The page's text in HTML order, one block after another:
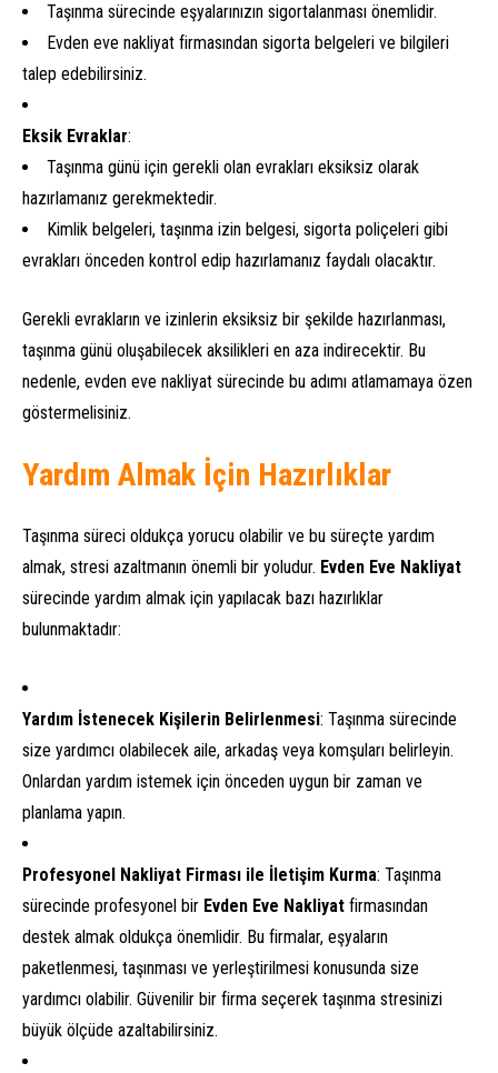
Taşınma sürecinde eşyalarınızın sigortalanması önemlidir.
Evden eve nakliyat firmasından sigorta belgeleri ve bilgileri
talep edebilirsiniz.
Eksik Evraklar:
Taşınma günü için gerekli olan evrakları eksiksiz olarak
hazırlamanız gerekmektedir.
Kimlik belgeleri, taşınma izin belgesi, sigorta poliçeleri gibi
evrakları önceden kontrol edip hazırlamanız faydalı olacaktır.
Gerekli evrakların ve izinlerin eksiksiz bir şekilde hazırlanması,
taşınma günü oluşabilecek aksilikleri en aza indirecektir. Bu
nedenle, evden eve nakliyat sürecinde bu adımı atlamamaya özen
göstermelisiniz.
Yardım Almak İçin Hazırlıklar
Taşınma süreci oldukça yorucu olabilir ve bu süreçte yardım
almak, stresi azaltmanın önemli bir yoludur. Evden Eve Nakliyat
sürecinde yardım almak için yapılacak bazı hazırlıklar
bulunmaktadır:
Yardım İstenecek Kişilerin Belirlenmesi: Taşınma sürecinde
size yardımcı olabilecek aile, arkadaş veya komşuları belirleyin.
Onlardan yardım istemek için önceden uygun bir zaman ve
planlama yapın.
Profesyonel Nakliyat Firması ile İletişim Kurma: Taşınma
sürecinde profesyonel bir Evden Eve Nakliyat firmasından
destek almak oldukça önemlidir. Bu firmalar, eşyaların
paketlenmesi, taşınması ve yerleştirilmesi konusunda size
yardımcı olabilir. Güvenilir bir firma seçerek taşınma stresinizi
büyük ölçüde azaltabilirsiniz.